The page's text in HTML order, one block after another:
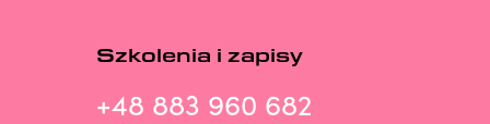
Szkolenia i zapisy
+48 883 960 682